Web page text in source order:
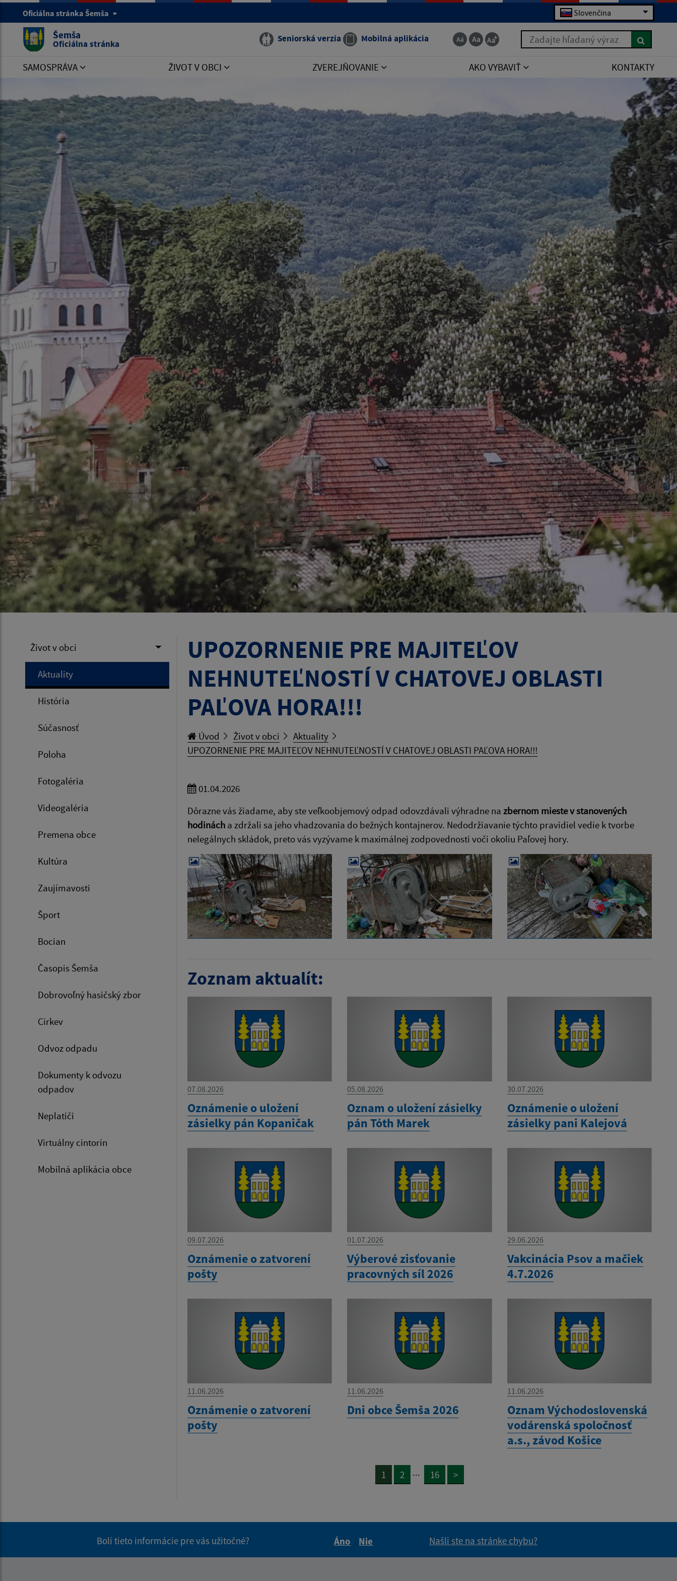
Oficiálna stránka Šemša Slovenčina
Šemša
Oficiálna stránka Seniorská verzia Mobilná aplikácia Zadajte hľadaný výraz
SAMOSPRÁVA ŽIVOT V OBCI ZVEREJŇOVANIE AKO VYBAVIŤ KONTAKTY
Život v obci
Aktuality
História
Súčasnosť
Poloha
Fotogaléria
Videogaléria
Premena obce
Kultúra
Zaujímavosti
Šport
Bocian
Časopis Šemša
Dobrovoľný hasičský zbor
Cirkev
Odvoz odpadu
Dokumenty k odvozu
odpadov
Neplatiči
Virtuálny cintorín
Mobilná aplikácia obce
UPOZORNENIE PRE MAJITEĽOV
NEHNUTEĽNOSTÍ V CHATOVEJ OBLASTI
PAĽOVA HORA!!!
Úvod Život v obci
Aktuality
UPOZORNENIE PRE MAJITEĽOV NEHNUTEĽNOSTÍ V CHATOVEJ OBLASTI PAĽOVA HORA!!!
01.04.2026
Dôrazne vás žiadame, aby ste veľkoobjemový odpad odovzdávali výhradne na zbernom mieste v stanovených
hodinách a zdržali sa jeho vhadzovania do bežných kontajnerov. Nedodržiavanie týchto pravidiel vedie k tvorbe
nelegálnych skládok, preto vás vyzývame k maximálnej zodpovednosti voči okoliu Paľovej hory.
Zoznam aktualít:
07.08.2026
Oznámenie o uložení
zásielky pán Kopaničak
05.08.2026
Oznam o uložení zásielky
pán Tóth Marek
30.07.2026
Oznámenie o uložení
zásielky pani Kalejová
09.07.2026
Oznámenie o zatvorení
pošty
01.07.2026
Výberové zisťovanie
pracovných síl 2026
29.06.2026
Vakcinácia Psov a mačiek
4.7.2026
11.06.2026
Oznámenie o zatvorení
pošty
11.06.2026
Dni obce Šemša 2026
11.06.2026
Oznam Východoslovenská
vodárenská spoločnosť
a.s., závod Košice
1 2 ... 16 >
Boli tieto informácie pre vás užitočné?
Áno
Nie
Našli ste na stránke chybu?